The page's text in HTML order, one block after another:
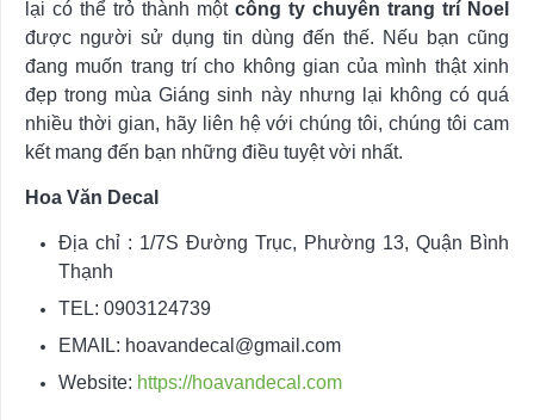
lại có thể trỏ thành một công ty chuyên trang trí Noel
được người sử dụng tin dùng đến thế. Nếu bạn cũng
đang muốn trang trí cho không gian của mình thật xinh
đẹp trong mùa Giáng sinh này nhưng lại không có quá
nhiều thời gian, hãy liên hệ với chúng tôi, chúng tôi cam
kết mang đến bạn những điều tuyệt vời nhất.
Hoa Văn Decal
Địa chỉ : 1/7S Đường Trục, Phường 13, Quận Bình
Thạnh
TEL: 0903124739
EMAIL: hoavandecal@gmail.com
Website: https://hoavandecal.com